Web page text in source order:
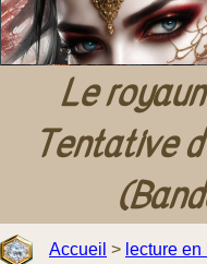
Le
Tentative
Accueil > lecture